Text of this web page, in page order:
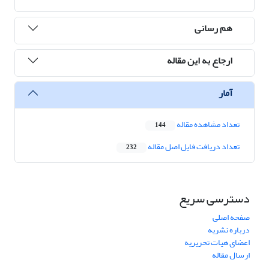
هم رسانی
ارجاع به این مقاله
آمار
تعداد مشاهده مقاله 144
تعداد دریافت فایل اصل مقاله 232
دسترسی سریع
صفحه اصلی
درباره نشریه
اعضای هیات تحریریه
ارسال مقاله